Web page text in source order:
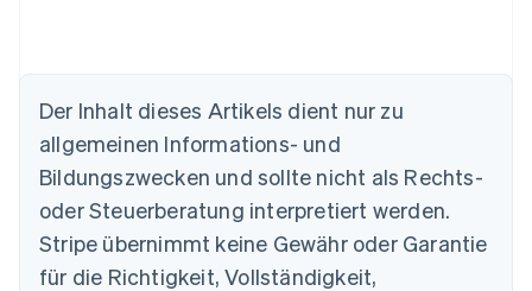
Der Inhalt dieses Artikels dient nur zu
allgemeinen Informations- und
Bildungszwecken und sollte nicht als Rechts-
oder Steuerberatung interpretiert werden.
Stripe übernimmt keine Gewähr oder Garantie
für die Richtigkeit, Vollständigkeit,
Australien
English
Belgien
Nederlands Français Deutsch English
Brasilien
PortuguêsEnglish